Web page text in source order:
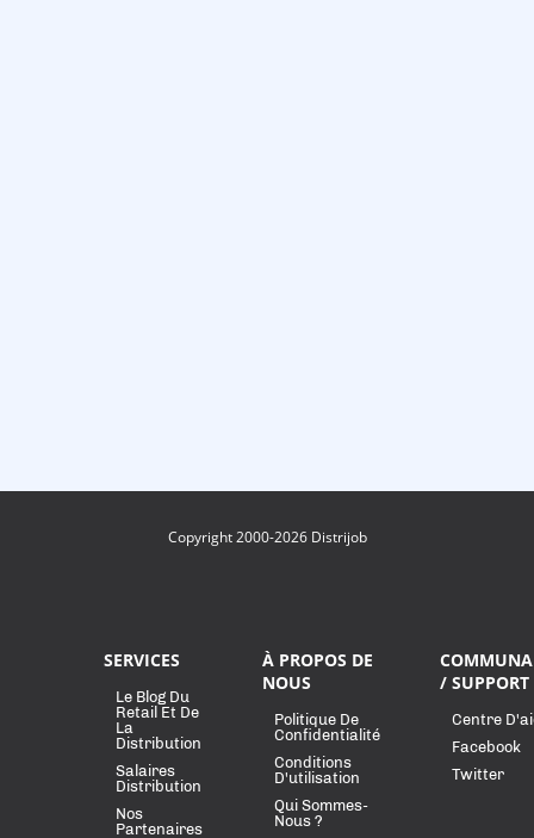
Copyright 2000-2026 Distrijob
SERVICES
Le Blog Du
Retail Et De
La
Distribution
Salaires
Distribution
Nos
Partenaires
À PROPOS DE
NOUS
Politique De
Confidentialité
Conditions
D'utilisation
Qui Sommes-
Nous ?
/ SUPPORT
Centre
Facebook
Twitter